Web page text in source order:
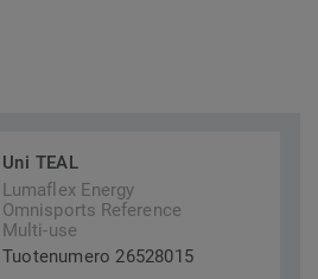
Uni TEAL
Lumaflex Energy
Omnisports Reference
Multi-use
Tuotenumero 26528015